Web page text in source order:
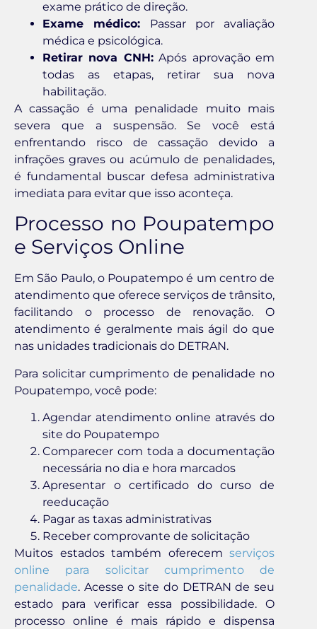
exame prático de direção.
Exame médico: Passar por avaliação
médica e psicológica.
Retirar nova CNH:Após aprovação em
todas as etapas, retirar sua nova
habilitação.
A cassação é uma penalidade muito mais
severa que a suspensão. Se você está
enfrentando risco de cassação devido a
infrações graves ou acúmulo de penalidades,
é fundamental buscar defesa administrativa
imediata para evitar que isso aconteça.
Processo no Poupatempo
e Serviços Online
Em São Paulo, o Poupatempo é um centro de
atendimento que oferece serviços de trânsito,
facilitando o processo de renovação. O
atendimento é geralmente mais ágil do que
nas unidades tradicionais do DETRAN.
Para solicitar cumprimento de penalidade no
Poupatempo, você pode:
Agendar atendimento online através do
site do Poupatempo
Comparecer com toda a documentação
necessária no dia e hora marcados
Apresentar o certificado do curso de
reeducação
Pagar as taxas administrativas
Receber comprovante de solicitação
Muitos estados também oferecem serviços
online para solicitar cumprimento de
penalidade. Acesse o site do DETRAN de seu
estado para verificar essa possibilidade. O
processo online é mais rápido e dispensa